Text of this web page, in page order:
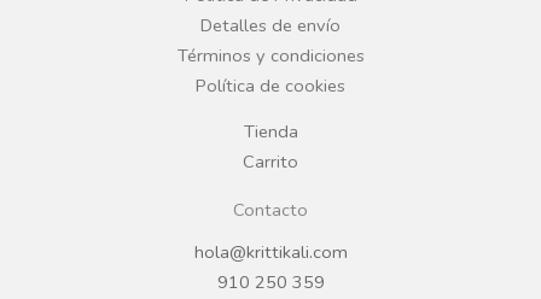
k a
Detalles de envío
Términos y condiciones
Política de cookies
Tienda
Carrito
Contacto
hola@krittikali.com
910 250 359